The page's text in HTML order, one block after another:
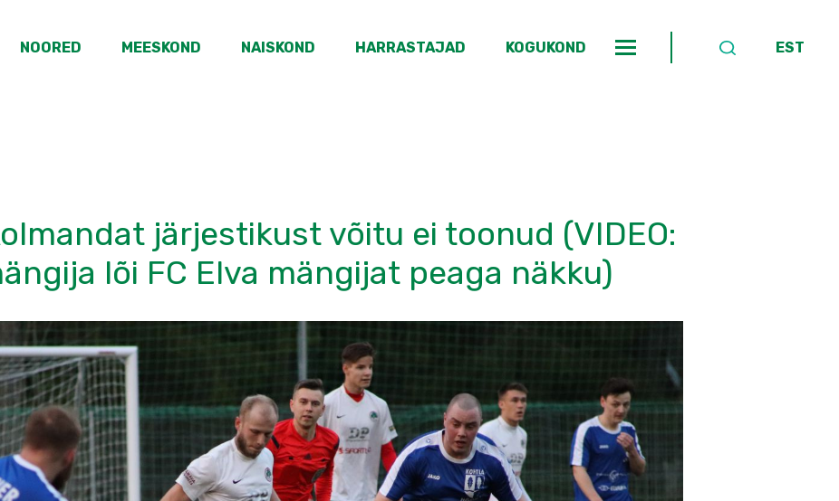
NOORED MEESKOND NAISKOND HARRASTAJAD KOGUKOND EST
järjestikust võitu ei toonud (VIDEO:
lõi FC Elva mängijat peaga näkku)